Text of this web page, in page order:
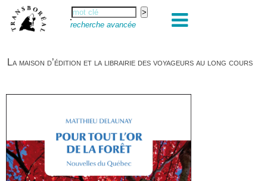
recherche avancée
La maison d’édition et la librairie des voyageurs au long cours